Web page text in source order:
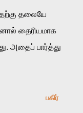
தலையே
தைரியமாக
அதைப் பார்த்து
பகிர்